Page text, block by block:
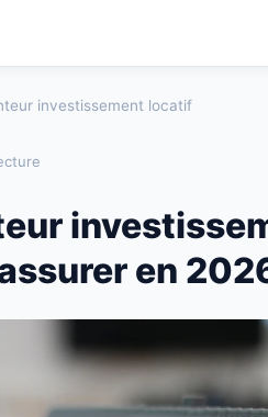
investissement locatif
en